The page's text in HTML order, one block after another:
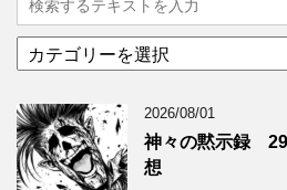
テ
リ
ー
2026/08/01
神々の黙示録
想